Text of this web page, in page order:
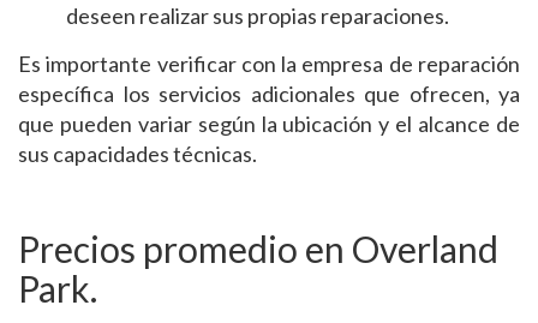
deseen realizar sus propias reparaciones.
Es importante verificar con la empresa de reparación
específica los servicios adicionales que ofrecen, ya
que pueden variar según la ubicación y el alcance de
sus capacidades técnicas.
Precios promedio en Overland
Park.